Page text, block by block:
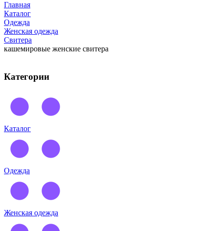
Главная
Каталог
Одежда
Женская одежда
Свитера
кашемировые женские свитера
Категории
Каталог
Одежда
Женская одежда